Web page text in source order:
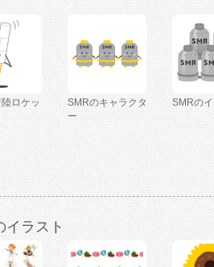
ロケッ
SMRのキャラクタ
ー
SMRのイ
イラスト